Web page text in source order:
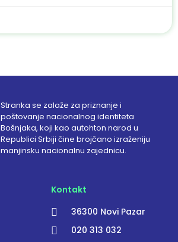
Stranka se zalaže za priznanje i
poštovanje nacionalnog identiteta
Bošnjaka, koji kao autohton narod u
Republici Srbiji čine brojčano izraženiju
manjinsku nacionalnu zajednicu.
Kontakt
36300 Novi Pazar
020 313 032